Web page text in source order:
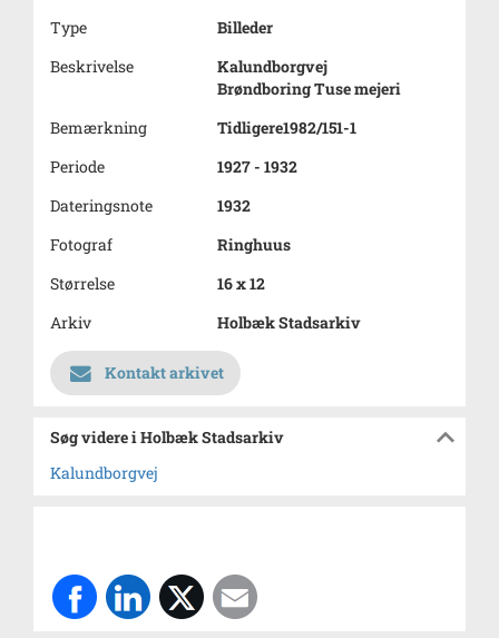
Type
Billeder
Beskrivelse
Kalundborgvej
Brøndboring Tuse mejeri
Bemærkning
Tidligere1982/151-1
Periode
1927 - 1932
Dateringsnote
1932
Fotograf
Ringhuus
Størrelse
16 x 12
Arkiv
Holbæk Stadsarkiv
Kontakt arkivet
Søg videre i Holbæk Stadsarkiv
Kalundborgvej